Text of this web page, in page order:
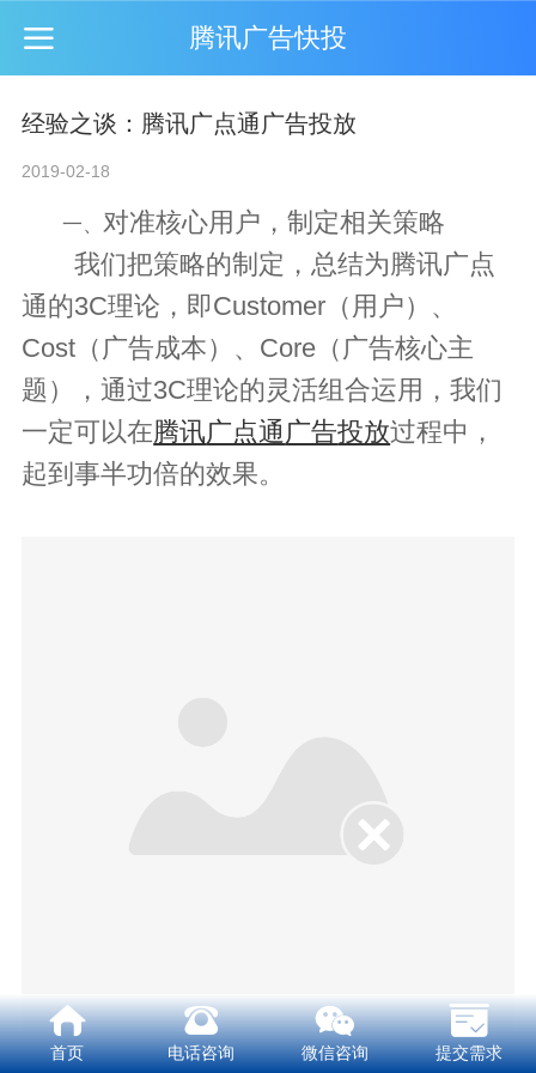
腾讯广告快投
经验之谈：腾讯广点通广告投放
2019-02-18
一、 对准核心用户 ，制定相关策略
我们把策略的制定，总结为腾讯广点
通的3C理论，即Customer（用户）、
Cost（广告成本）、Core（广告核心主
题），通过3C理论的灵活组合运用，我们
一定可以在腾讯广点通 广告投放过程中，
起到事半功倍的效果。
首页 电话咨询 微信咨询 提交需求